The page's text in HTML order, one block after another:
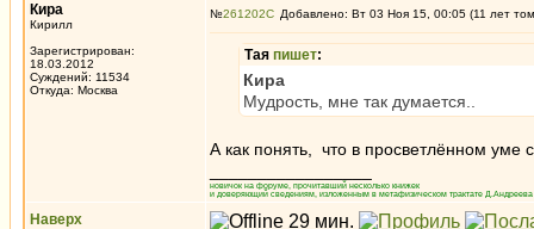
Кира
Кирилл
Зарегистрирован:
18.03.2012
Суждений: 11534
Откуда: Москва
№261202 Добавлено: Вт 03 Ноя 15, 00:05 (11 лет
Тая пишет:
Кира
Мудрость, мне так думается..
А как понять, что в просветлённом
новичок на форуме, прочитавший несколько книжек
и доверяющий сведениям, изложенным в метафизическом трактате
Наверх